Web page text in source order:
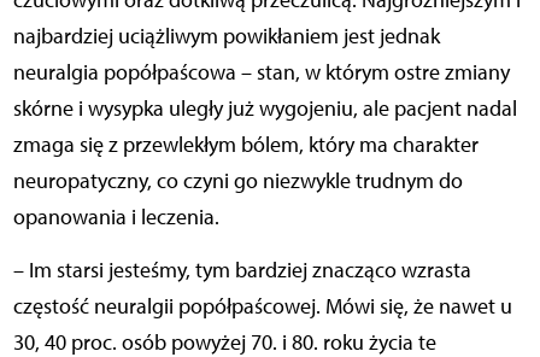
najbardziej uciążliwym powikłaniem jest jednak
neuralgia popółpaścowa – stan, w którym ostre zmiany
skórne i wysypka uległy już wygojeniu, ale pacjent nadal
zmaga się z przewlekłym bólem, który ma charakter
neuropatyczny, co czyni go niezwykle trudnym do
opanowania i leczenia.
– Im starsi jesteśmy, tym bardziej znacząco wzrasta
częstość neuralgii popółpaścowej. Mówi się, że nawet u
30, 40 proc. osób powyżej 70. i 80. roku życia te